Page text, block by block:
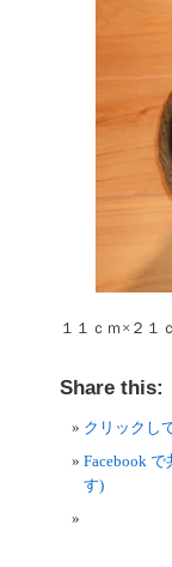
１１ｃｍ×２１
Share this:
クリックし
Facebook
す)